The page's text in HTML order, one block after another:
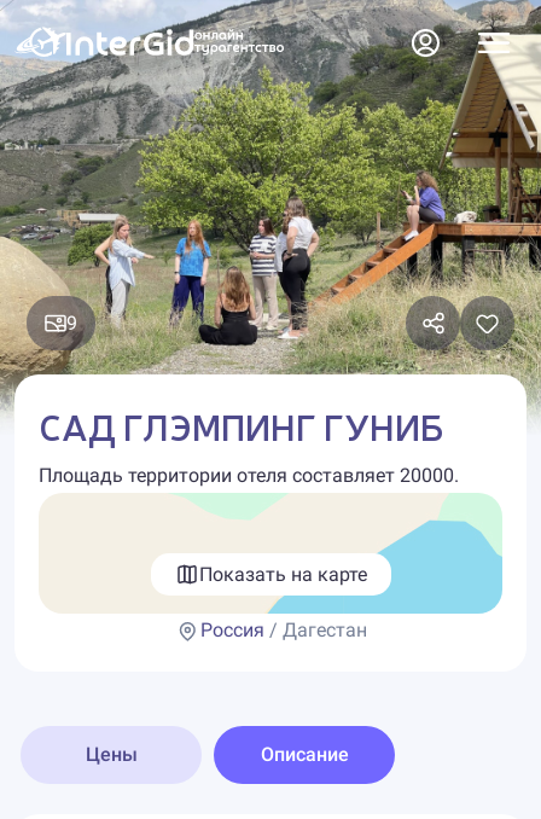
9
САД ГЛЭМПИНГ ГУНИБ
Площадь территории отеля составляет 20000.
Показать на карте
Россия / Дагестан
Цены Описание